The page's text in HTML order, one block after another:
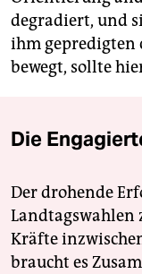
degradiert, und
ihm gepredigten
bewegt, sollte
Die
Der drohende
Landtagswahlen
Kräfte
braucht es